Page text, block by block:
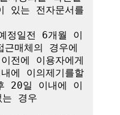
있는 전자문서를
정일전 6개월 이
매체의 경우에
전에 이용자에게
에 이의제기를할
20일 이내에 이
는 경우